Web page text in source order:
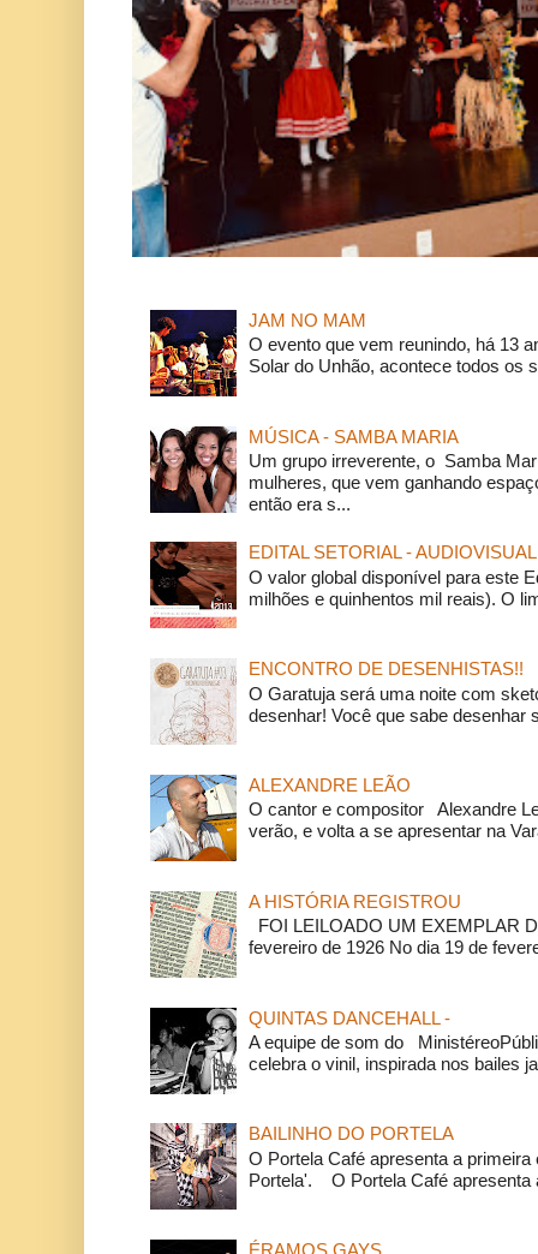
JAM NO MAM
O evento que vem reunindo, há 13
Solar do Unhão, acontece todos os
MÚSICA - SAMBA MARIA
Um grupo irreverente, o Samba
mulheres, que vem ganhando
então era s...
EDITAL SETORIAL - AUDIOVISUAL
O valor global disponível para este
milhões e quinhentos mil reais). O
ENCONTRO DE DESENHISTAS!!
O Garatuja será uma noite com
desenhar! Você que sabe desenhar
ALEXANDRE LEÃO
O cantor e compositor Alexandre
verão, e volta a se apresentar na
A HISTÓRIA REGISTROU
FOI LEILOADO UM EXEMPLAR
fevereiro de 1926 No dia 19 de
QUINTAS DANCEHALL -
A equipe de som do
celebra o vinil, inspirada nos bailes
BAILINHO DO PORTELA
O Portela Café apresenta a
Portela'. O Portela Café apresenta